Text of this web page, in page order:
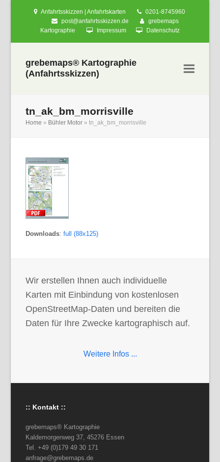
Anfahrtsskizzen | Anfahrtskarten
0201-8745960
post@anfahrtsskizzen.de
grebemaps
Kartographie
Impressum Datenschutz
grebemaps® Kartographie
(Anfahrtsskizzen)
tn_ak_bm_morrisville
Home » Bühler Motor »tn_ak_bm_morrisville
Downloads:full (88x125)
Wir erstellen Ihnen auch individuelle
Karten mit Einbindung von kostenlosen
OpenStreetMap-Daten und bereiten die
Daten für Ihre Zwecke kartographisch auf.
Weitere Infos ...
:: Kontakt ::
grebemaps® Kartographie
Kaldemorgenweg 37, 45276 Essen
Tel. +49 (0)179 49 30 171
anfrage@grebemaps.de